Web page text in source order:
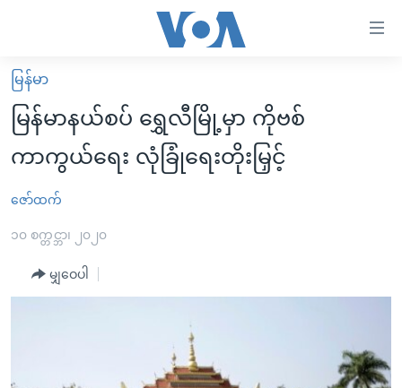
လွယ်ကူ
စေ
များ
ပင်မ
ပင်မ
မူလစာမျက်နှာ
မြန်မာ
ကမ္ဘာ့သတင်းများ
နိုင်ငံတကာ
အစ္စရေး-ပါလက်စတိုင်း
ဗွီဒီယို
အင်္ဂလိပ်စာလေ့လာမယ်
ရုပ်ရှင်ထဲက အင်္ဂလိပ်စာ
ရေဒီယိုနှင့်ရုပ်သံ အချက်အလက်များ
ရေဒီယို/တီဗွီအစီအစဉ်
မြန်မာ
မြန်မာနယ်စပ် ရွှေလီမြို့မှာ ကိုဗစ်
ကာကွယ်ရေး လုံခြုံရေးတိုးမြှင့်
ဇော်ထက်
၁၀ စက္တင္ဘာ၊ ၂၀၂၀
မျှဝေပါ